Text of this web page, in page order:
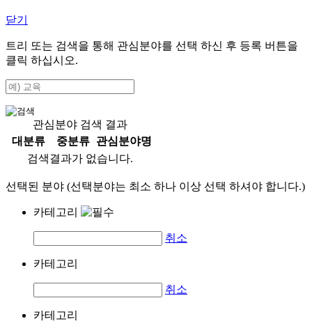
닫기
트리 또는 검색을 통해 관심분야를 선택 하신 후 등록 버튼을
클릭 하십시오.
관심분야 검색 결과
대분류
중분류
관심분야명
검색결과가 없습니다.
선택된 분야 (선택분야는 최소 하나 이상 선택 하셔야 합니다.)
카테고리
취소
카테고리
취소
카테고리